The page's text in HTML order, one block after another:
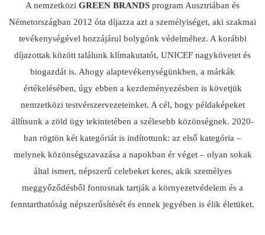
A nemzetközi GREEN BRANDS program Ausztriában és
Németországban 2012 óta díjazza azt a személyiséget, aki szakmai
tevékenységével hozzájárul bolygónk védelméhez. A korábbi
díjazottak között találunk klímakutatót, UNICEF nagykövetet és
biogazdát is. Ahogy alaptevékenységünkben, a márkák
értékelésében, úgy ebben a kezdeményezésben is követjük
nemzetközi testvérszervezeteinket. A cél, hogy példaképeket
állítsunk a zöld ügy tekintetében a szélesebb közönségnek. 2020-
ban rögtön két kategóriát is indítottunk: az első kategória –
melynek közönségszavazása a napokban ér véget – olyan sokak
által ismert, népszerű celebeket keres, akik személyes
meggyőződésből fontosnak tartják a környezetvédelem és a
fenntarthatóság népszerűsítését és ennek jegyében is élik életüket.